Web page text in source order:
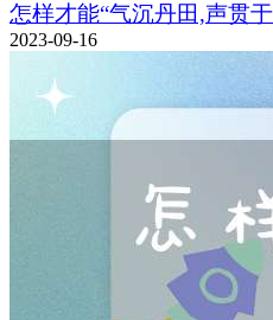
怎样才能“气沉丹田,声贯
2023-09-16